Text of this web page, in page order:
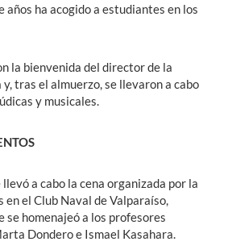
años ha acogido a estudiantes en los
la bienvenida del director de la
y, tras el almuerzo, se llevaron a cabo
y musicales.
a cabo la cena organizada por la
en el Club Naval de Valparaíso,
se homenajeó a los profesores
Dondero e Ismael Kasahara.